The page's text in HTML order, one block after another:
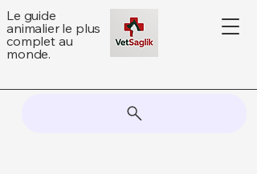
Le guide
animalier le plus
complet au
monde.